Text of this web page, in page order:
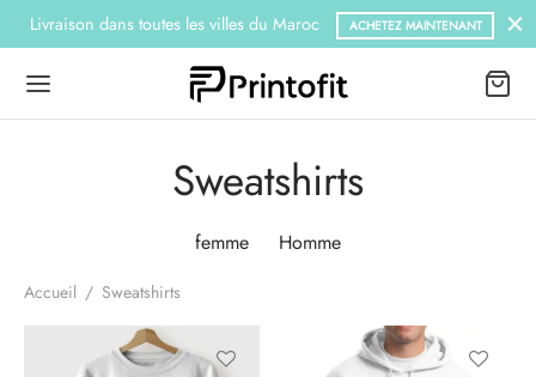
villes du Maroc ACHETEZ MAINTENANT Livraison gratuite à partir de
Sweatshirts
femme Homme
Accueil / Sweatshirts